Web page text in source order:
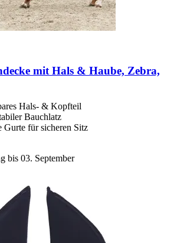
mit Hals & Haube, Zebra,
Hals- & Kopfteil
Bauchlatz
Gurte für sicheren Sitz
bis 03. September